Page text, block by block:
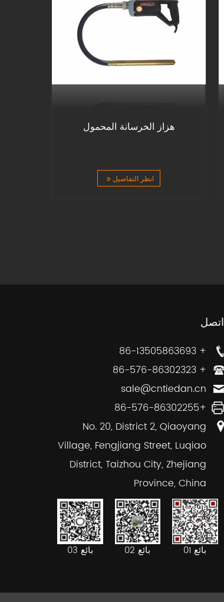
هزاز الخرسانة المحمول
انظر التفاصيل
اتصل
+ 86-13505863693
+ 86-576-86302323
sale@cntiedan.cn
+86-576-86302255
No. 20, District 2, Qiaoyang
Village, Fengjiang Street, Luqiao
District, Taizhou City, Zhejiang
Province, China
بائع 01 بائع 02 بائع 03